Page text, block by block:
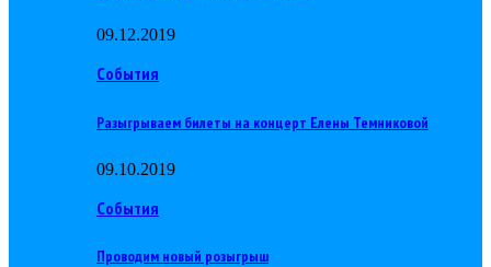
09.12.2019
События
Разыгрываем билеты на концерт Елены Темниковой
09.10.2019
События
Проводим новый розыгрыш